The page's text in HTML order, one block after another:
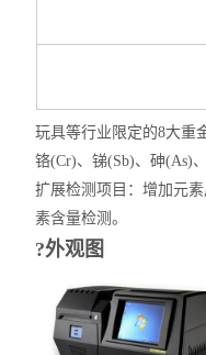
玩具等行业限定的8大重
铬(Cr)、锑(Sb)、砷(As)
扩展检测项目：增加元
素含量检测。
?外观图